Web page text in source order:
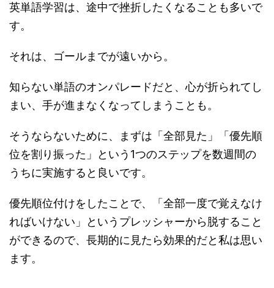
英単語学習は、途中で挫折したくなることも多いで
す。
それは、ゴールまでが遠いから。
知らない単語のオンパレードだと、心が折られてし
まい、手が進まなくなってしまうことも。
そうならないために、まずは「全部見た」「優先順
位を割り振った」という1つのステップを数週間の
うちに実施すると良いです。
優先順位付けをしたことで、「全部一度で覚えなけ
ればいけない」というプレッシャーから脱すること
ができるので、長期的に見たら効果的だと私は思い
ます。